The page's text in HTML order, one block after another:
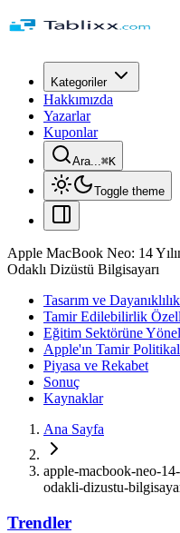
Kategoriler
Hakkımızda
Yazarlar
Kuponlar
Ara...⌘K
Toggle theme
Apple MacBook Neo: 14
Odaklı Dizüstü Bilgisayarı
Tasarım ve Dayanıklılık
Tamir Edilebilirlik
Eğitim Sektörüne
Apple'ın Tamir
Piyasa ve Rekabet
Sonuç
Kaynaklar
Ana Sayfa
apple-macbook-neo-
odakli-dizustu-
Trendler